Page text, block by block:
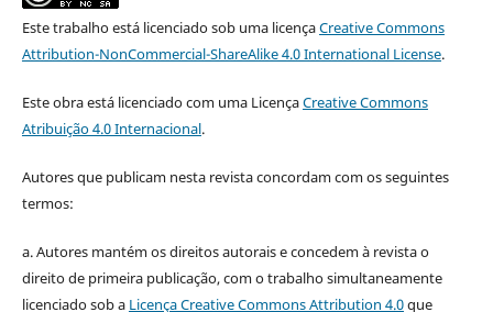
Este trabalho está licenciado sob uma licençaCreative Commons
Attribution-NonCommercial-ShareAlike 4.0 International License.
Este obra está licenciado com uma LicençaCreative Commons
Atribuição 4.0 Internacional.
Autores que publicam nesta revista concordam com os seguintes
termos:
a. Autores mantém os direitos autorais e concedem à revista o
direito de primeira publicação, com o trabalho simultaneamente
licenciado sob a Licença Creative Commons Attribution 4.0que